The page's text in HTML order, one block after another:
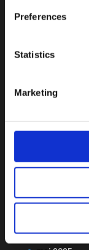
Preferences
Statistics
Marketing
maj 2026
mars 2026
januari 2026
oktober 2025
juni 2025